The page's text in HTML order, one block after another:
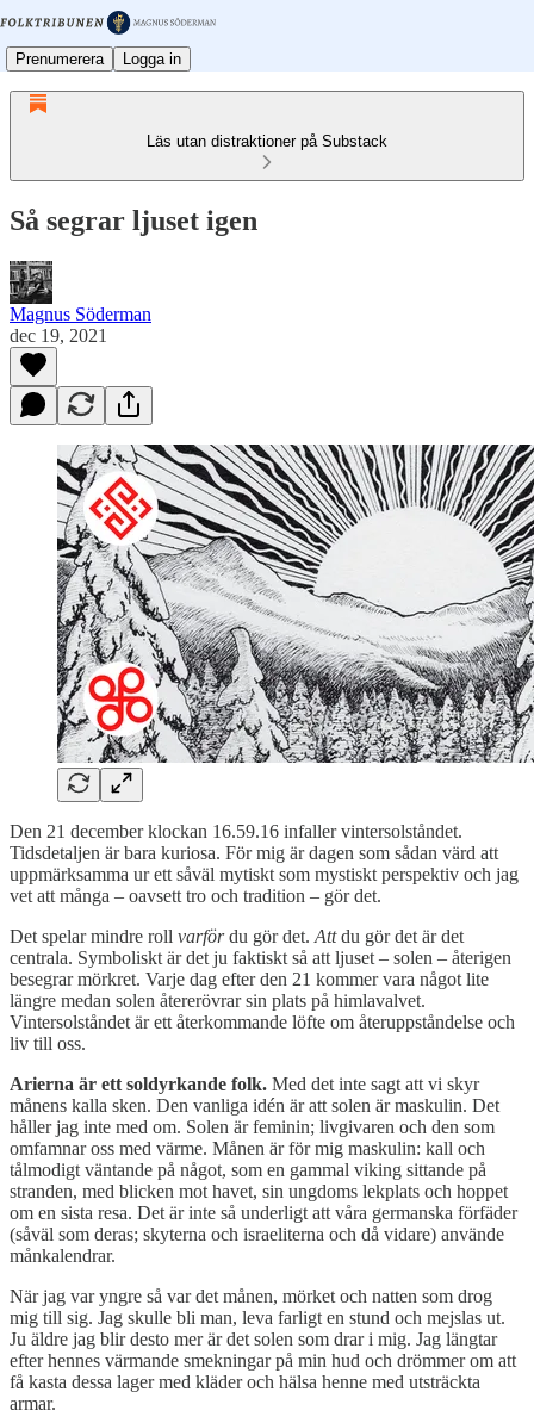
Prenumerera Logga in
Läs utan distraktioner på Substack
Så segrar ljuset igen
Magnus Söderman
dec 19, 2021
Den 21 december klockan 16.59.16 infaller vintersolståndet.
Tidsdetaljen är bara kuriosa. För mig är dagen som sådan värd att
uppmärksamma ur ett såväl mytiskt som mystiskt perspektiv och jag
vet att många – oavsett tro och tradition – gör det.
Det spelar mindre roll varfördu gör det. Attdu gör det är det
centrala. Symboliskt är det ju faktiskt så att ljuset – solen – återigen
besegrar mörkret. Varje dag efter den 21 kommer vara något lite
längre medan solen återerövrar sin plats på himlavalvet.
Vintersolståndet är ett återkommande löfte om återuppståndelse och
liv till oss.
Arierna är ett soldyrkande folk. Med det inte sagt att vi skyr
månens kalla sken. Den vanliga idén är att solen är maskulin. Det
håller jag inte med om. Solen är feminin; livgivaren och den som
omfamnar oss med värme. Månen är för mig maskulin: kall och
tålmodigt väntande på något, som en gammal viking sittande på
stranden, med blicken mot havet, sin ungdoms lekplats och hoppet
om en sista resa. Det är inte så underligt att våra germanska förfäder
(såväl som deras; skyterna och israeliterna och då vidare) använde
månkalendrar.
När jag var yngre så var det månen, mörket och natten som drog
mig till sig. Jag skulle bli man, leva farligt en stund och mejslas ut.
Ju äldre jag blir desto mer är det solen som drar i mig. Jag längtar
efter hennes värmande smekningar på min hud och drömmer om att
få kasta dessa lager med kläder och hälsa henne med utsträckta
armar.